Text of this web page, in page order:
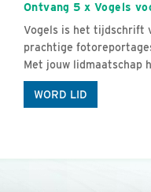
Ontvang 5 x Vogels
Vogels is het tijdschrift
prachtige
Met jouw lidmaatschap
WORD LID